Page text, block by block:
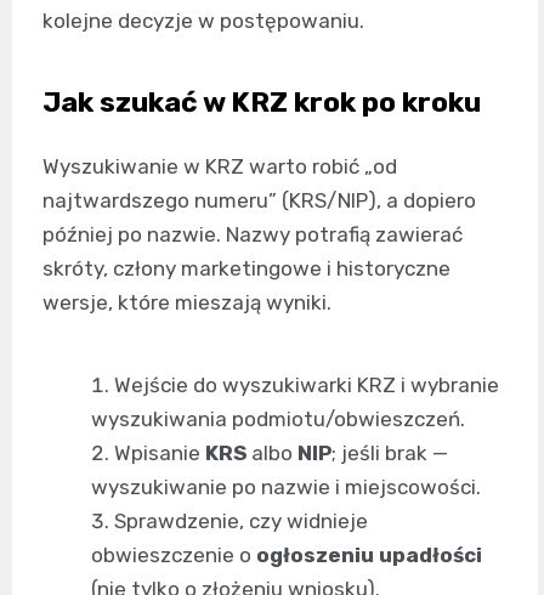
kolejne decyzje w postępowaniu.
Jak szukać w KRZ krok po kroku
Wyszukiwanie w KRZ warto robić „od
najtwardszego numeru” (KRS/NIP), a dopiero
później po nazwie. Nazwy potrafią zawierać
skróty, człony marketingowe i historyczne
wersje, które mieszają wyniki.
Wejście do wyszukiwarki KRZ i wybranie
wyszukiwania podmiotu/obwieszczeń.
Wpisanie KRS albo NIP; jeśli brak —
wyszukiwanie po nazwie i miejscowości.
Sprawdzenie, czy widnieje
obwieszczenie o ogłoszeniu upadłości
(nie tylko o złożeniu wniosku).